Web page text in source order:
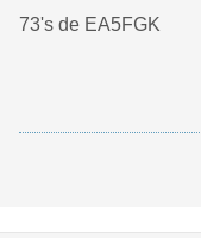
73's de EA5FGK